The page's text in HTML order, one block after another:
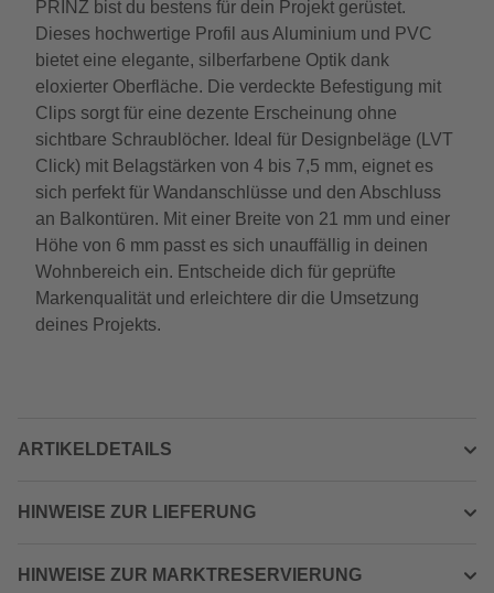
PRINZ bist du bestens für dein Projekt gerüstet.
Dieses hochwertige Profil aus Aluminium und PVC
bietet eine elegante, silberfarbene Optik dank
eloxierter Oberfläche. Die verdeckte Befestigung mit
Clips sorgt für eine dezente Erscheinung ohne
sichtbare Schraublöcher. Ideal für Designbeläge (LVT
Click) mit Belagstärken von 4 bis 7,5 mm, eignet es
sich perfekt für Wandanschlüsse und den Abschluss
an Balkontüren. Mit einer Breite von 21 mm und einer
Höhe von 6 mm passt es sich unauffällig in deinen
Wohnbereich ein. Entscheide dich für geprüfte
Markenqualität und erleichtere dir die Umsetzung
deines Projekts.
ARTIKELDETAILS
HINWEISE ZUR LIEFERUNG
HINWEISE ZUR MARKTRESERVIERUNG